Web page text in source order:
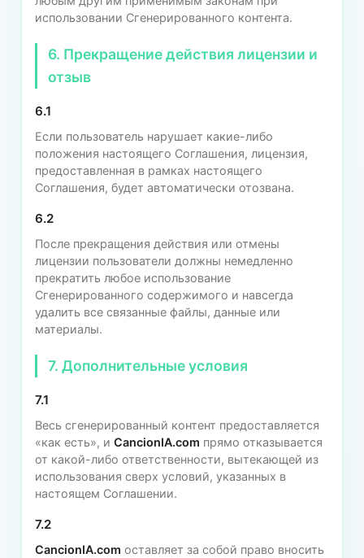
использовании Сгенерированного контента.
6. Прекращение действия лицензии и
отзыв
6.1
Если пользователь нарушает какие-либо
положения настоящего Соглашения, лицензия,
предоставленная в рамках настоящего
Соглашения, будет автоматически отозвана.
6.2
После прекращения действия или отмены
лицензии пользователи должны немедленно
прекратить любое использование
Сгенерированного содержимого и навсегда
удалить все связанные файлы, данные или
материалы.
7. Дополнительные условия
7.1
Весь сгенерированный контент предоставляется
«как есть», и CancionIA.com прямо отказывается
от какой-либо ответственности, вытекающей из
использования сверх условий, указанных в
настоящем Соглашении.
7.2
CancionIA.com оставляет за собой право вносить